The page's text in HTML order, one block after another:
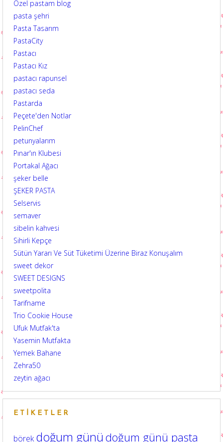
Özel pastam blog
pasta şehri
Pasta Tasarım
PastaCity
Pastacı
Pastacı Kız
pastacı rapunsel
pastacı seda
Pastarda
Peçete'den Notlar
PelinChef
petunyalarım
Pınar'ın Klubesi
Portakal Ağacı
şeker belle
ŞEKER PASTA
Selservis
semaver
sibelin kahvesi
Sihirli Kepçe
Sütün Yararı Ve Süt Tüketimi Üzerine Biraz Konuşalım
sweet dekor
SWEET DESIGNS
sweetpolita
Tarifname
Trio Cookie House
Ufuk Mutfak'ta
Yasemin Mutfakta
Yemek Bahane
Zehra50
zeytin ağacı
ETIKETLER
börek doğum günüdoğum günü pasta